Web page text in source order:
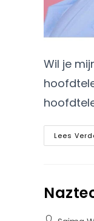
Wil je
Lees